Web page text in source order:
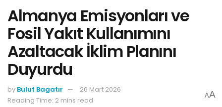
Almanya Emisyonları ve
Fosil Yakıt Kullanımını
Azaltacak İklim Planını
Duyurdu
by Bulut Bagatır
26 Mart 2026
Reading Time: 2 mins read
AA